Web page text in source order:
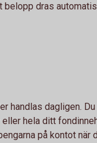
belopp dras
handlas dagligen. Du
hela ditt
på kontot när